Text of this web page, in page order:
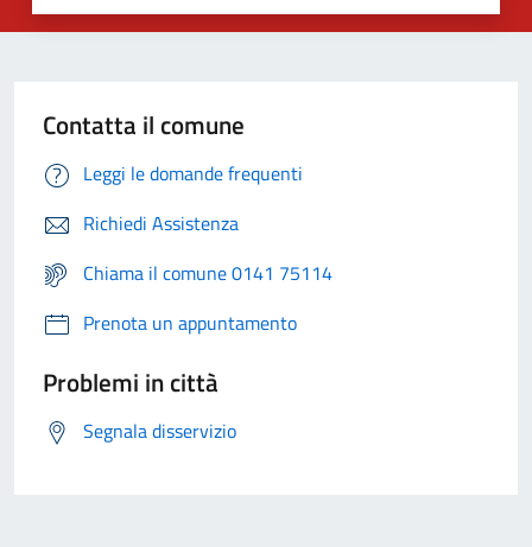
Contatta il comune
Leggi le domande frequenti
Richiedi Assistenza
Chiama il comune 0141 75114
Prenota un appuntamento
Problemi in città
Segnala disservizio